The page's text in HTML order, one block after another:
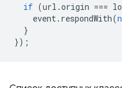
if (url .origin ===
event . respondWith(
}
});